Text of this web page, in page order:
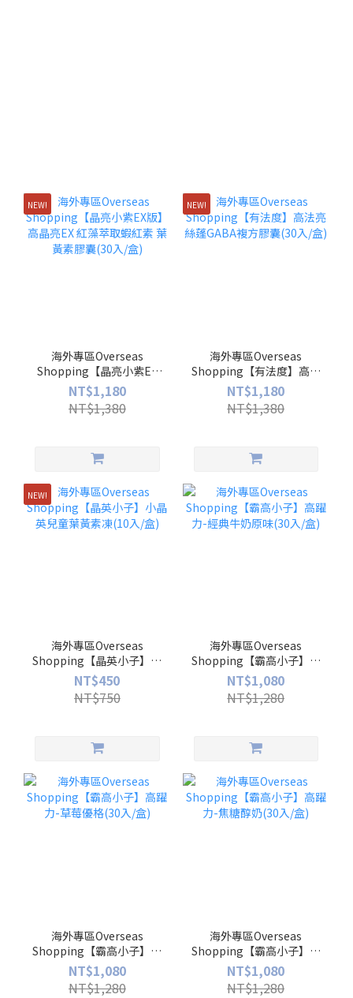
NEW!
海外專區Overseas
Shopping【晶亮小紫EX
版】高晶亮EX 紅藻萃取蝦
紅素 葉黃素膠囊(30入/盒)
NT$1,180
NT$1,380
NEW!
海外專區Overseas
Shopping【有法度】高法
亮絲蓬GABA複方膠囊(30
入/盒)
NT$1,180
NT$1,380
NEW!
海外專區Overseas
Shopping【晶英小子】小
晶英兒童葉黃素凍(10入/
盒)
NT$450
NT$750
海外專區Overseas
Shopping【霸高小子】高
躍力-經典牛奶原味(30入/
盒)
NT$1,080
NT$1,280
海外專區Overseas
Shopping【霸高小子】高
躍力-草莓優格(30入/盒)
NT$1,080
NT$1,280
海外專區Overseas
Shopping【霸高小子】高
躍力-焦糖醇奶(30入/盒)
NT$1,080
NT$1,280